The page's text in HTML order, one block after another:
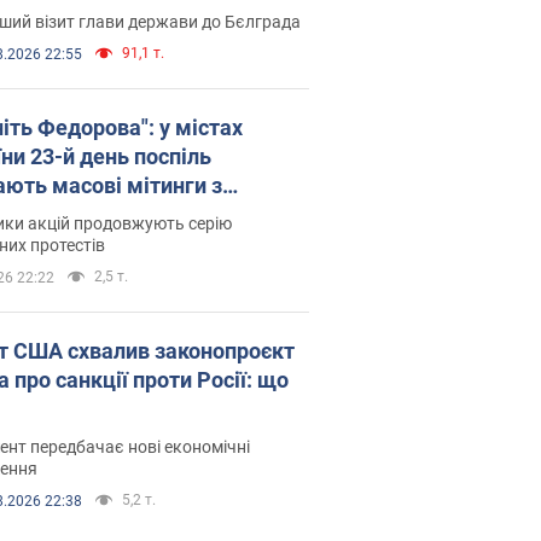
візит глави держави до Бєлграда
22:55 91,1 т.
Федорова": у містах
23-й день поспіль
масові мітинги з
Фото і відео
акцій продовжують серію
протестів
22:22 2,5 т.
США схвалив законопроєкт
про санкції проти Росії: що
передбачає нові економічні
22:38 5,2 т.